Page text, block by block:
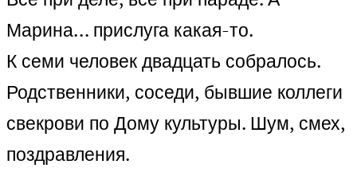
Марина… прислуга какая-то.
К семи человек двадцать собралось.
Родственники, соседи, бывшие коллеги
свекрови по Дому культуры. Шум, смех,
поздравления.